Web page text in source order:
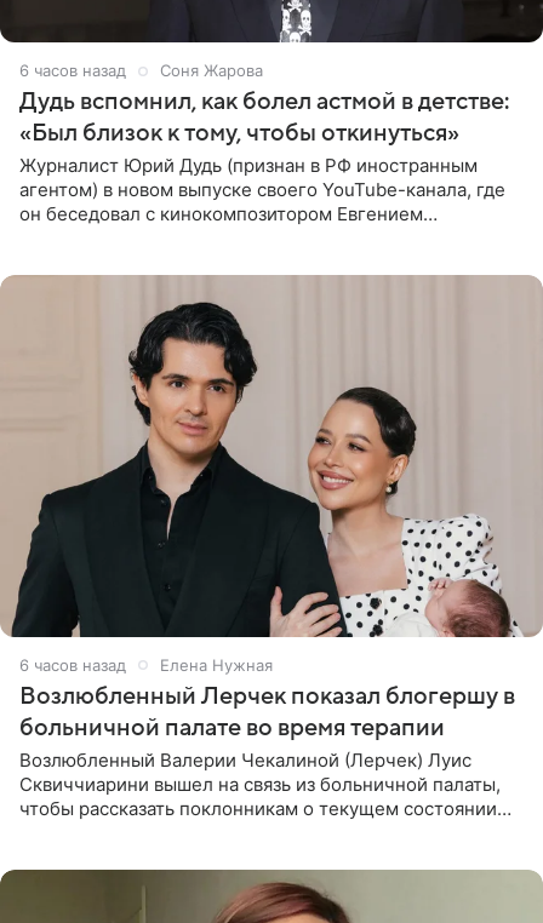
6 часов назад Соня Жарова
Дудь вспомнил, как болел астмой в детстве:
«Был близок к тому, чтобы откинуться»
Журналист Юрий Дудь (признан в РФ иностранным
агентом) в новом выпуске своего YouTube-канала, где
он беседовал с кинокомпозитором Евгением
6 часов назад Елена Нужная
Возлюбленный Лерчек показал блогершу в
больничной палате во время терапии
Возлюбленный Валерии Чекалиной (Лерчек) Луис
Сквиччиарини вышел на связь из больничной палаты,
чтобы рассказать поклонникам о текущем состоянии